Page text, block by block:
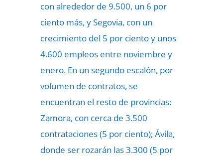
con alrededor de 9.500, un 6 por
ciento más, y Segovia, con un
crecimiento del 5 por ciento y unos
4.600 empleos entre noviembre y
enero. En un segundo escalón, por
volumen de contratos, se
encuentran el resto de provincias:
Zamora, con cerca de 3.500
contrataciones (5 por ciento); Ávila,
donde ser rozarán las 3.300 (5 por